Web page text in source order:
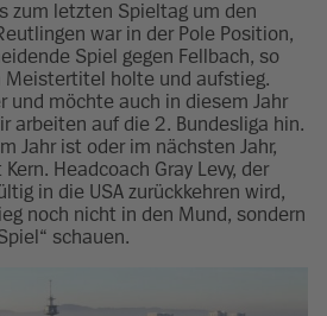
zum letzten Spieltag um den
war in der Pole Position,
Spiel gegen Fellbach, so
Meistertitel holte und aufstieg.
und möchte auch in diesem Jahr
arbeiten auf die 2. Bundesliga hin.
Jahr ist oder im nächsten Jahr,
Headcoach Gray Levy, der
in die USA zurückkehren wird,
noch nicht in den Mund, sondern
schauen.